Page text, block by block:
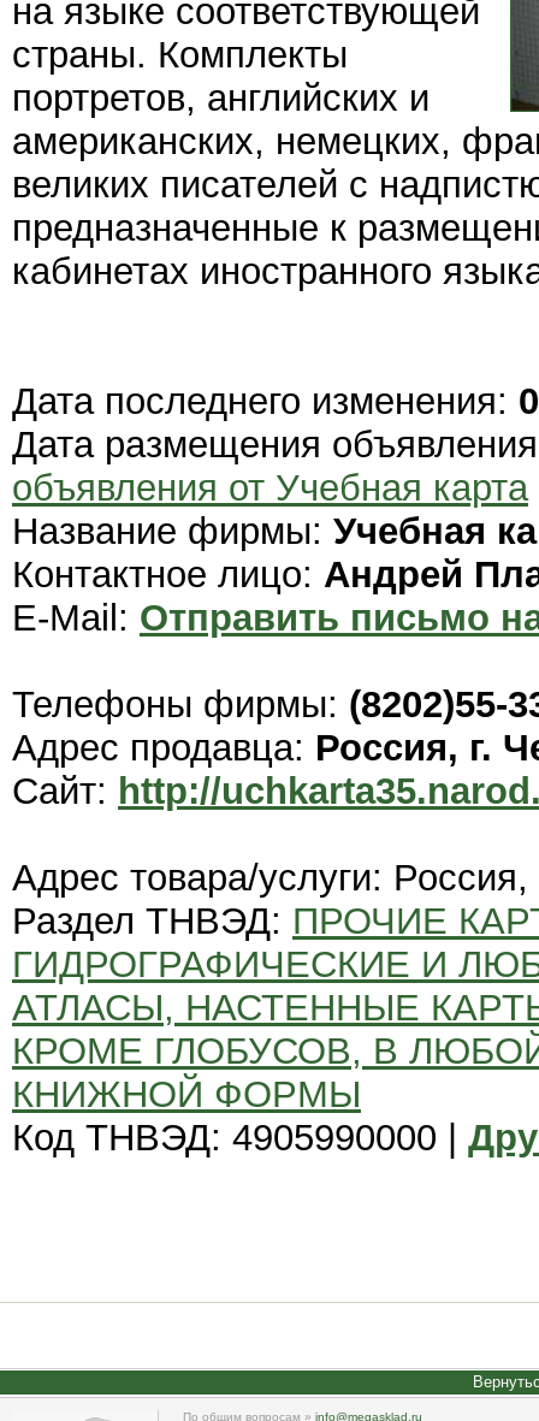
на языке соответствующей
страны. Комплекты
портретов, английских и
американских, немецких,
великих писателей с
предназначенные к
кабинетах иностранного
Дата последнего изменения:
Дата размещения
объявления от Учебная карта
Название фирмы: Учебная
Контактное лицо: Андрей
E-Mail: Отправить письмо
Телефоны фирмы: (8202)55-
Адрес продавца: Россия, г.
Сайт: http://
Адрес товара/услуги:
Раздел ТНВЭД: ПРОЧИЕ
ГИДРОГРАФИЧЕСКИЕ И
АТЛАСЫ, НАСТЕННЫЕ
КРОМЕ ГЛОБУСОВ, В
КНИЖНОЙ ФОРМЫ
Код ТНВЭД: 4905990000 |
По общим вопросам » info@megasklad.ru